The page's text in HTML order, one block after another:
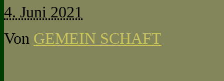
4. Juni 2021
Von GEMEIN SCHAFT